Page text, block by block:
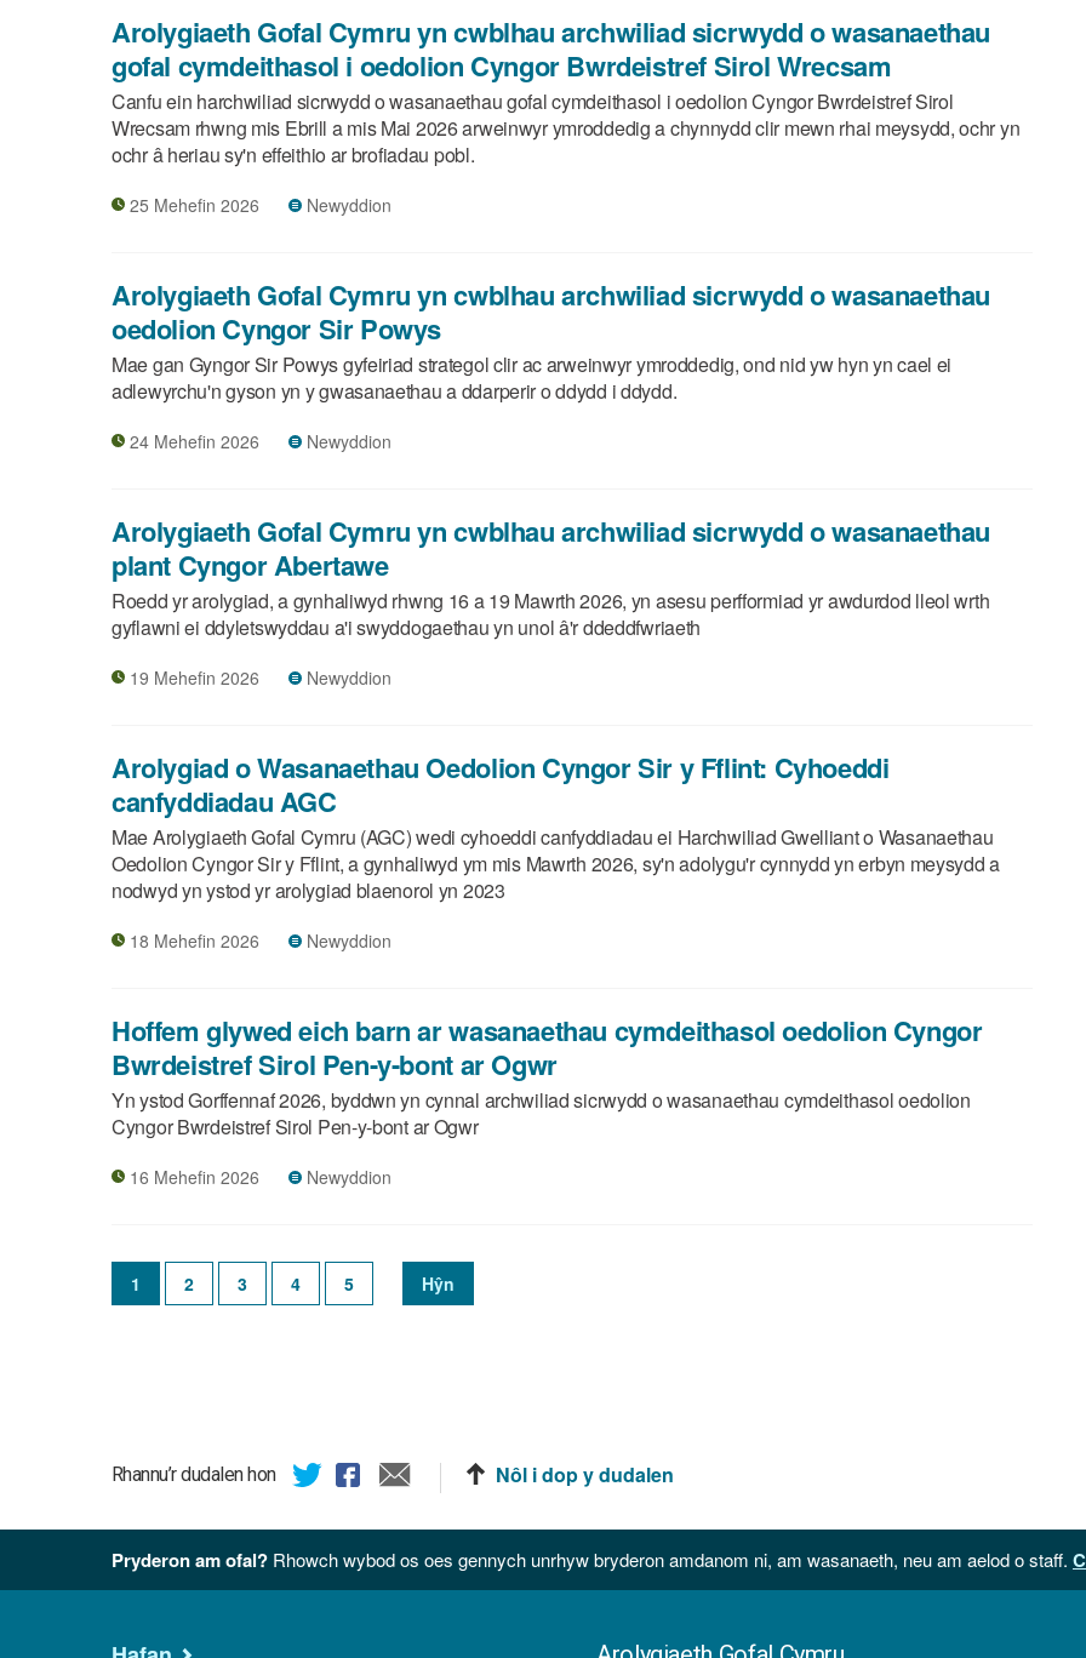
Arolygiaeth Gofal Cymru yn cwblhau archwiliad sicrwydd o wasanaethau
gofal cymdeithasol i oedolion Cyngor Bwrdeistref Sirol Wrecsam
Canfu ein harchwiliad sicrwydd o wasanaethau gofal cymdeithasol i oedolion Cyngor Bwrdeistref Sirol
Wrecsam rhwng mis Ebrill a mis Mai 2026 arweinwyr ymroddedig a chynnydd clir mewn rhai meysydd, ochr yn
ochr â heriau sy'n effeithio ar brofiadau pobl.
25 Mehefin 2026 Newyddion
Arolygiaeth Gofal Cymru yn cwblhau archwiliad sicrwydd o wasanaethau
oedolion Cyngor Sir Powys
Mae gan Gyngor Sir Powys gyfeiriad strategol clir ac arweinwyr ymroddedig, ond nid yw hyn yn cael ei
adlewyrchu'n gyson yn y gwasanaethau a ddarperir o ddydd i ddydd.
24 Mehefin 2026 Newyddion
Arolygiaeth Gofal Cymru yn cwblhau archwiliad sicrwydd o wasanaethau
plant Cyngor Abertawe
Roedd yr arolygiad, a gynhaliwyd rhwng 16 a 19 Mawrth 2026, yn asesu perfformiad yr awdurdod lleol wrth
gyflawni ei ddyletswyddau a'i swyddogaethau yn unol â'r ddeddfwriaeth
19 Mehefin 2026 Newyddion
Arolygiad o Wasanaethau Oedolion Cyngor Sir y Fflint: Cyhoeddi
canfyddiadau AGC
Mae Arolygiaeth Gofal Cymru (AGC) wedi cyhoeddi canfyddiadau ei Harchwiliad Gwelliant o Wasanaethau
Oedolion Cyngor Sir y Fflint, a gynhaliwyd ym mis Mawrth 2026, sy'n adolygu'r cynnydd yn erbyn meysydd a
nodwyd yn ystod yr arolygiad blaenorol yn 2023
18 Mehefin 2026 Newyddion
Hoffem glywed eich barn ar wasanaethau cymdeithasol oedolion Cyngor
Bwrdeistref Sirol Pen-y-bont ar Ogwr
Yn ystod Gorffennaf 2026, byddwn yn cynnal archwiliad sicrwydd o wasanaethau cymdeithasol oedolion
Cyngor Bwrdeistref Sirol Pen-y-bont ar Ogwr
16 Mehefin 2026 Newyddion
Pagination
Tudalen
gyfredol
1 Page
2 Page
3 Page
4 Page
5 Next
page
Hŷn
Rhannu’r dudalen hon Nôl i dop y dudalen
Pryderon am ofal? Rhowch wybod os oes gennych unrhyw bryderon amdanom ni, am wasanaeth, neu am aelod o staff.